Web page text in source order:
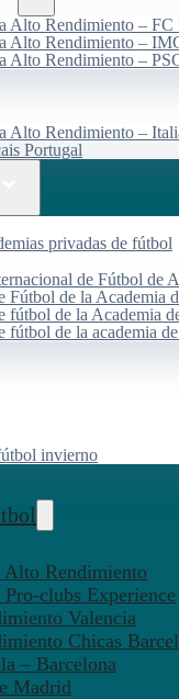
Alto Rendimiento – FC
Alto Rendimiento –
Alto Rendimiento –
Alto Rendimiento –
Portugal
privadas de fútbol
de Fútbol de
Fútbol de la Academia
fútbol de la Academia
fútbol de la academia
invierno
Alto Rendimiento
Pro-clubs Experience
Valencia
Chicas
– Barcelona
Madrid